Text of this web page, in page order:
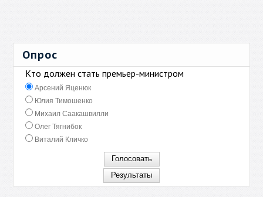
Опрос
Кто должен стать премьер-министром
Арсений Яценюк
Юлия Тимошенко
Михаил Саакашвилли
Олег Тягнибок
Виталий Кличко